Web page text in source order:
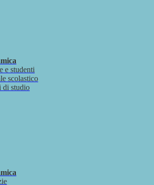
e studenti
scolastico
di studio